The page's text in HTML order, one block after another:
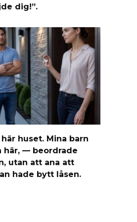
dig!”.
huset. Mina barn
här, — beordrade
utan att ana att
hade bytt låsen.